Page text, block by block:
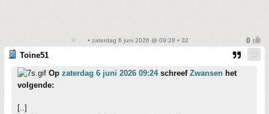
• zaterdag 6 juni 2026 @ 09:28 • 32
Toine51
Op zaterdag 6 juni 2026 09:24schreef Zwansen het
volgende:
[..]